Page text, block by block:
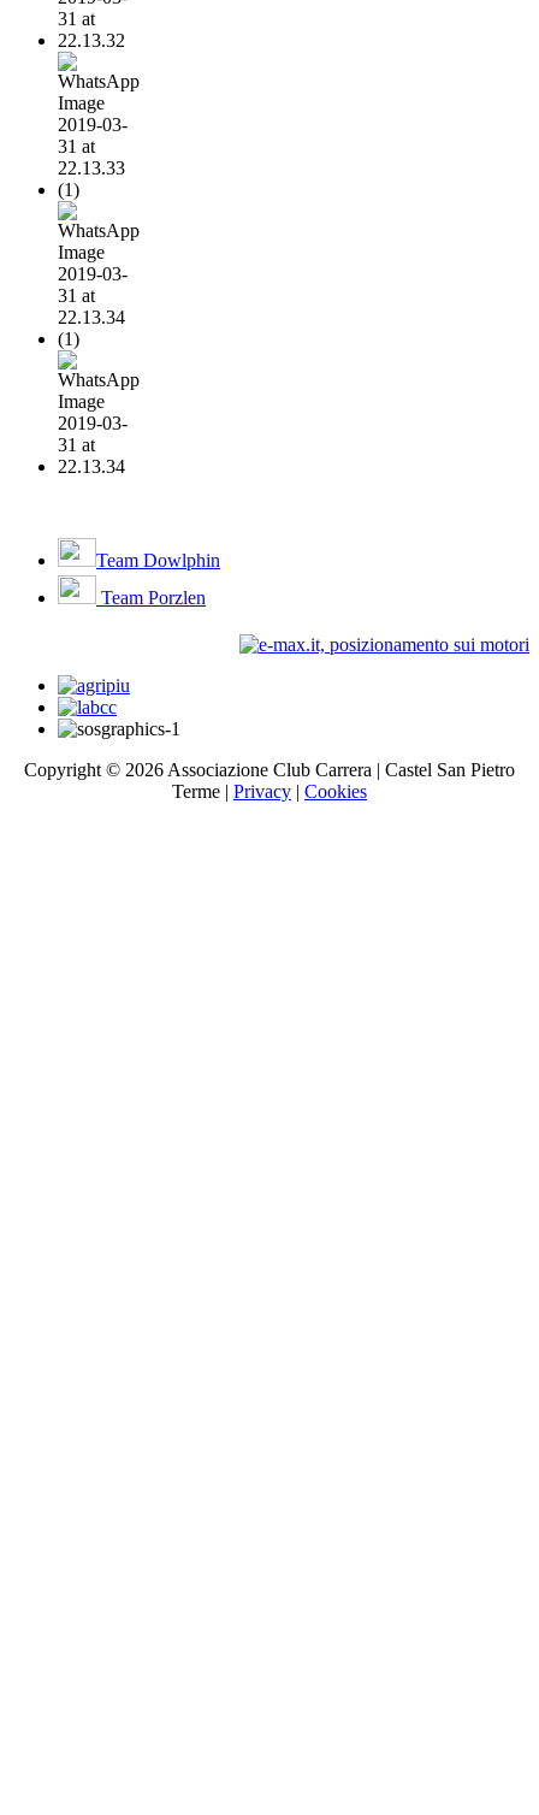
Team Dowlphin
Team Porzlen
Copyright © 2026 Associazione Club Carrera | Castel San Pietro
Terme | Privacy | Cookies